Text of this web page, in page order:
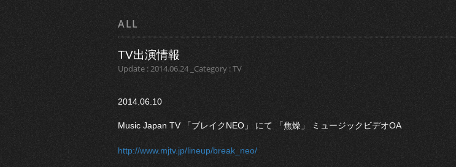
ALL
TV出演情報
Update : 2014.06.24 _Category : TV
2014.06.10
Music Japan TV 「ブレイクNEO」 にて 「焦燥」 ミュージックビデオOA
http://www.mjtv.jp/lineup/break_neo/